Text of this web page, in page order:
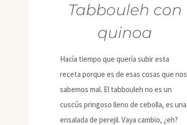
Tabbouleh con
quinoa
Hacía tiempo que quería subir esta
receta porque es de esas cosas que nos
sabemos mal. El tabbouleh no es un
cuscús pringoso lleno de cebolla, es una
ensalada de perejil. Vaya cambio, ¿eh?